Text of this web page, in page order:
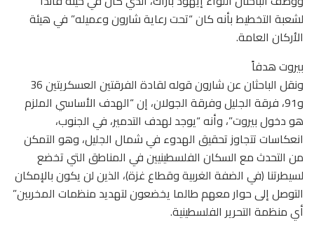
لشعبة التخطيط بأنه كان “تحت رعاية شارون وعميله” في هيئة
الأركان العامة.
بيروت هدفاً
ونقل الباحثان عن شارون قوله لقادة الفرقتين العسكريتين 36
و91، فرقة الجليل وفرقة الجولان، إن “الهدف الأساسي الملزم
هو دخول بيروت”، وأنه “يوجد لهدف التدمير، في الجنوب،
انعكاسات تتجاوز تحقيق الهدوء في شمال الجليل، وهو التمكن
من التحدث مع السكان الفلسطينيين في المناطق التي تخضع
لسيطرتنا (في الضفة الغربية وقطاع غزة)، الذين لن يكون بالإمكان
التوصل إلى حوار معهم طالما يخضعون لتهديد منظمات المخربين”
أي منظمة التحرير الفلسطينية.